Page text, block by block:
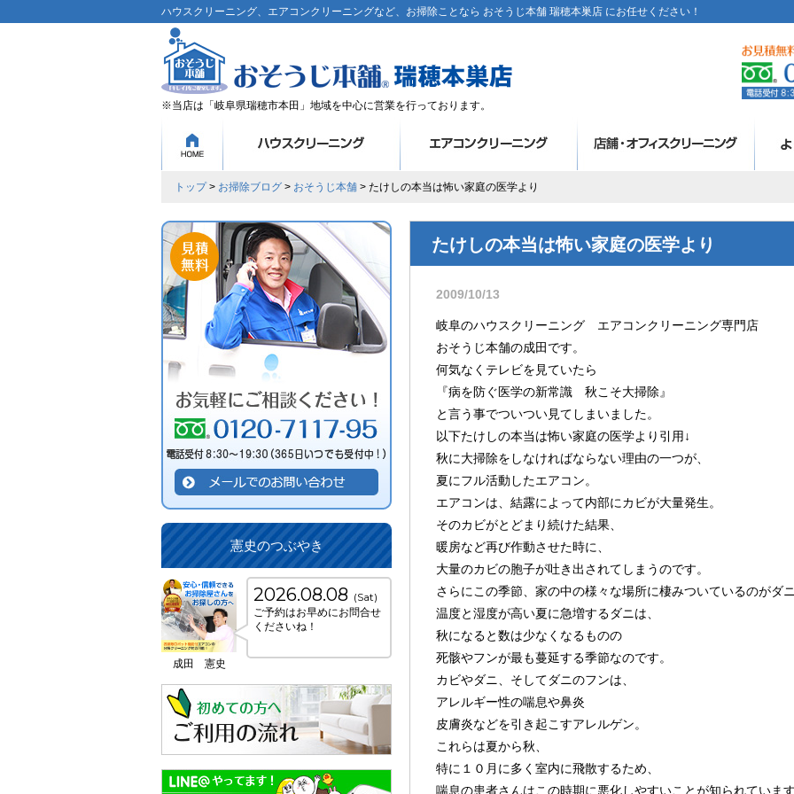
ハウスクリーニング、エアコンクリーニングなど、お掃除ことなら おそうじ本舗 瑞穂本巣店 にお任せください！
※当店は「岐阜県瑞穂市本田」地域を中心に営業を行っております。
トップ> お掃除ブログ > おそうじ本舗 > たけしの本当は怖い家庭の医学より
たけしの本当は怖い家庭の医学より
2009/10/13
岐阜のハウスクリーニング エアコンクリーニング専門店
おそうじ本舗の成田です。
何気なくテレビを見ていたら
『病を防ぐ医学の新常識 秋こそ大掃除』
と言う事でついつい見てしまいました。
以下たけしの本当は怖い家庭の医学より引用↓
秋に大掃除をしなければならない理由の一つが、
夏にフル活動したエアコン。
エアコンは、結露によって内部にカビが大量発生。
そのカビがとどまり続けた結果、
暖房など再び作動させた時に、
大量のカビの胞子が吐き出されてしまうのです。
さらにこの季節、家の中の様々な場所に棲みついているのがダニ
温度と湿度が高い夏に急増するダニは、
秋になると数は少なくなるものの
死骸やフンが最も蔓延する季節なのです。
カビやダニ、そしてダニのフンは、
アレルギー性の喘息や鼻炎
皮膚炎などを引き起こすアレルゲン。
これらは夏から秋、
特に１０月に多く室内に飛散するため、
喘息の患者さんはこの時期に悪化しやすいことが知られています
憲史のつぶやき
成田 憲史
2026.08.08 (Sat)
ご予約はお早めにお問合せ
くださいね！